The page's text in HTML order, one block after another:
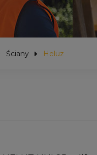
Ściany Heluz